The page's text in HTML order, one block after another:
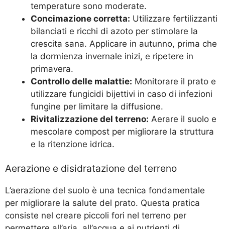
temperature sono moderate.
Concimazione corretta: Utilizzare fertilizzanti
bilanciati e ricchi di azoto per stimolare la
crescita sana. Applicare in autunno, prima che
la dormienza invernale inizi, e ripetere in
primavera.
Controllo delle malattie: Monitorare il prato e
utilizzare fungicidi bijettivi in caso di infezioni
fungine per limitare la diffusione.
Rivitalizzazione del terreno: Aerare il suolo e
mescolare compost per migliorare la struttura
e la ritenzione idrica.
Aerazione e disidratazione del terreno
L’aerazione del suolo è una tecnica fondamentale
per migliorare la salute del prato. Questa pratica
consiste nel creare piccoli fori nel terreno per